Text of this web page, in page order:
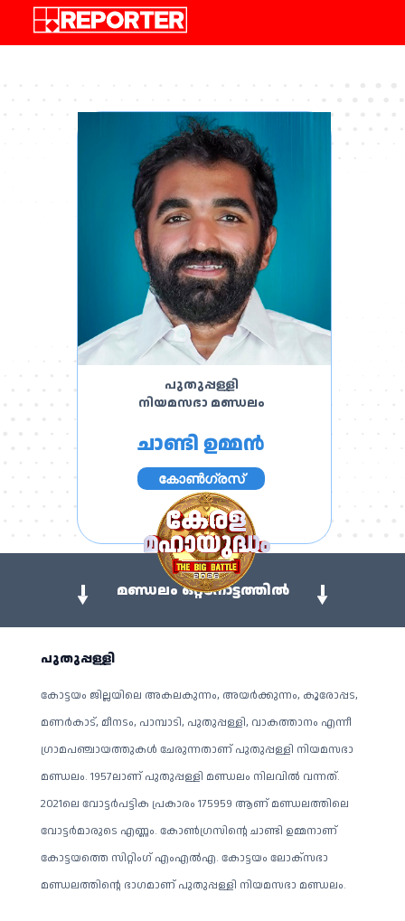
പുതുപ്പള്ളി
നിയമസഭാ മണ്ഡലം
ചാണ്ടി ഉമ്മൻ
കോൺഗ്രസ്
മണ്ഡലം ഒറ്റനോട്ടത്തിൽ
പുതുപ്പള്ളി
കോട്ടയം ജില്ലയിലെ അകലകുന്നം, അയർക്കുന്നം, കൂരോപ്പട,
മണ‍‍ർകാട്, മീനടം, പാമ്പാടി, പുതുപ്പള്ളി, വാകത്താനം എന്നീ ​​
ഗ്രാമപഞ്ചായത്തുകൾ ചേരുന്നതാണ് പുതുപ്പള്ളി നിയമസഭാ
മണ്ഡലം. 1957ലാണ് പുതുപ്പള്ളി മണ്ഡലം നിലവിൽ വന്നത്.
2021ലെ വോട്ടർപട്ടിക പ്രകാരം 175959 ആണ് മണ്ഡലത്തിലെ
വോട്ടർമാരുടെ എണ്ണം. കോൺ​ഗ്രസിൻ്റെ ചാണ്ടി ഉമ്മനാണ്
കോട്ടയത്തെ സിറ്റിംഗ് എംഎൽഎ. കോട്ടയം ലോക്സഭാ
മണ്ഡലത്തിൻ്റെ ഭാഗമാണ് പുതുപ്പള്ളി നിയമസഭാ മണ്ഡലം.